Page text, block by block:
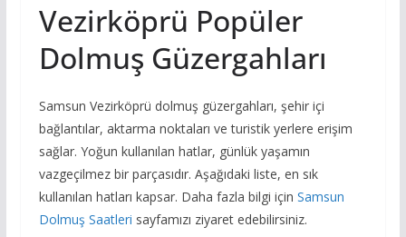
Vezirköprü Popüler
Dolmuş Güzergahları
Samsun Vezirköprü dolmuş güzergahları, şehir içi
bağlantılar, aktarma noktaları ve turistik yerlere erişim
sağlar. Yoğun kullanılan hatlar, günlük yaşamın
vazgeçilmez bir parçasıdır. Aşağıdaki liste, en sık
kullanılan hatları kapsar. Daha fazla bilgi için Samsun
Dolmuş Saatleri sayfamızı ziyaret edebilirsiniz.